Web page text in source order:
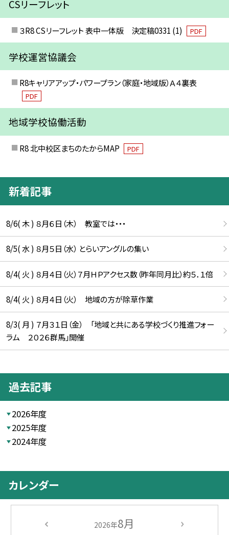
CSリーフレット
３R8 CSリーフレット 表中一体版 決定稿0331 (1) PDF
学校運営協議会
R8キャリアアップ・パワープラン（家庭・地域版）Ａ４裏表
PDF
地域学校協働活動
R8 北中校区まちのたからMAP PDF
新着記事
8/6( 木 ) ８月６日（木） 教室では・・・
8/5( 水 ) ８月５日（水） とらいアングルの集い
8/4( 火 ) ８月４日（火）７月ＨＰアクセス数（昨年同月比）約５．１倍
8/4( 火 ) ８月４日（火） 地域の方が除草作業
8/3( 月 ) ７月３１日（金） 「地域と共にある学校づくり推進フォー
ラム ２０２６群馬」開催
過去記事
2026年度
2025年度
2024年度
カレンダー
2026年8月